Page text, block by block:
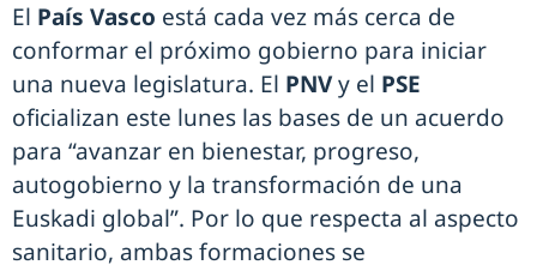
El País Vasco está cada vez más cerca de
conformar el próximo gobierno para iniciar
una nueva legislatura. El PNVy el PSE
oficializan este lunes las bases de un acuerdo
para “avanzar en bienestar, progreso,
autogobierno y la transformación de una
Euskadi global”. Por lo que respecta al aspecto
sanitario, ambas formaciones se